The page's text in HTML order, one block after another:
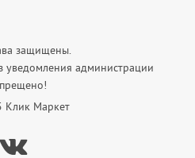
защищены.
администрации
Клик Маркет
Вконтакте